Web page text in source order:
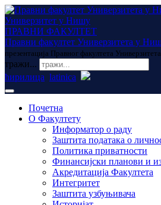
Универзитет у Нишу
ПРАВНИ ФАКУЛТЕТ
Правни факултет Универзитета у
презентација Правног факултета
тражи...
ћирилица latinica
Почетна
О Факултету
Информатор о раду
Заштита података о
Политика приватности
Финансијски планови и
Акредитација Факултета
Интегритет
Заштита узбуњивача